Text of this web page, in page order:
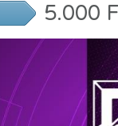
5.000